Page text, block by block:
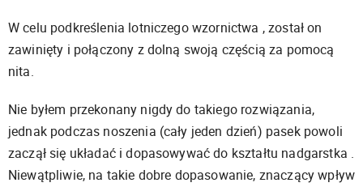
W celu podkreślenia lotniczego wzornictwa , został on
zawinięty i połączony z dolną swoją częścią za pomocą
nita.
Nie byłem przekonany nigdy do takiego rozwiązania,
jednak podczas noszenia (cały jeden dzień) pasek powoli
zaczął się układać i dopasowywać do kształtu nadgarstka .
Niewątpliwie, na takie dobre dopasowanie, znaczący wpływ